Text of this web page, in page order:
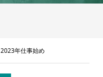
2023年仕事始め